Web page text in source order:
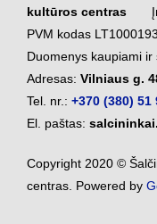
kultūros centras
PVM kodas
Duomenys kaupiami
Adresas: Vilniaus g.
Tel. nr.: +370 (380) 51
El. paštas:
Copyright 2020 ©
centras. Powered by